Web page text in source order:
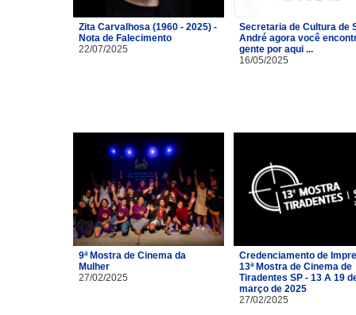
Zita Carvalhosa (1960 - 2025) -
Nota de Falecimento
22/07/2025
Secretaria de Cultura de
André agora você
gente por aqui ...
16/05/2025
9ª Mostra de Cinema da
Mulher
27/02/2025
Credenciamento de
13ª Mostra de Cinema de
Tiradentes SP - 13 A 19
março de 2025
27/02/2025